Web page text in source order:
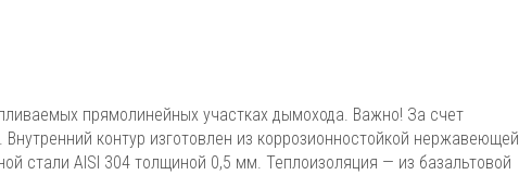
прямолинейных участках дымохода. Важно! За счет
контур изготовлен из коррозионностойкой нержавеющей
стали AISI 304 толщиной 0,5 мм. Теплоизоляция — из базальтовой